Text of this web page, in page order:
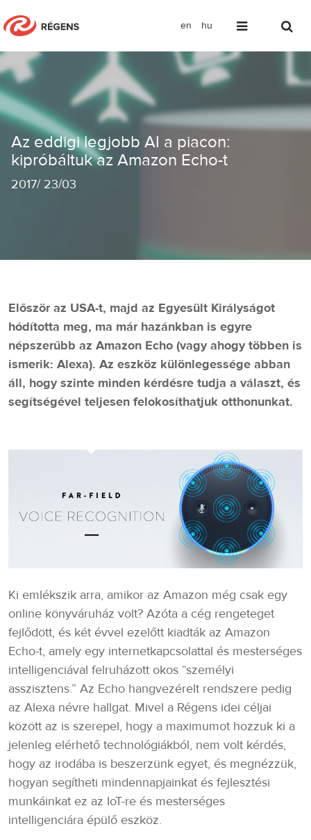
en hu
Az eddigi legjobb AI a piacon:
Az eddigi legjobb AI a piacon:
kipróbáltuk az Amazon Echo-t
2017/23/03
Először az USA-t, majd az Egyesült Királyságot
hódította meg, ma már hazánkban is egyre
népszerűbb az Amazon Echo (vagy ahogy többen is
ismerik: Alexa). Az eszköz különlegessége abban
áll, hogy szinte minden kérdésre tudja a választ, és
segítségével teljesen felokosíthatjuk otthonunkat.
Ki emlékszik arra, amikor az Amazon még csak egy
online könyváruház volt? Azóta a cég rengeteget
fejlődött, és két évvel ezelőtt kiadták az Amazon
Echo-t, amely egy internetkapcsolattal és mesterséges
intelligenciával felruházott okos “személyi
asszisztens.” Az Echo hangvezérelt rendszere pedig
az Alexa névre hallgat. Mivel a Régens idei céljai
között az is szerepel, hogy a maximumot hozzuk ki a
jelenleg elérhető technológiákból, nem volt kérdés,
hogy az irodába is beszerzünk egyet, és megnézzük,
hogyan segítheti mindennapjainkat és fejlesztési
munkáinkat ez az IoT-re és mesterséges
intelligenciára épülő eszköz.